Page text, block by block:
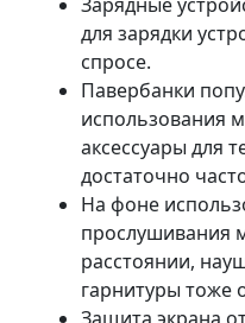
для зарядки
спросе.
Павербанки
использования
аксессуары для
достаточно
На фоне
прослушивания
расстоянии,
гарнитуры тоже